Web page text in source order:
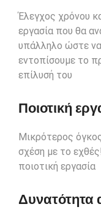
Έλεγχος χρόνου
εργασία που θα
υπάλληλο ώστε
εντοπίσουμε το
επίλυσή του
Ποιοτική
Μικρότερος
σχέση με το
ποιοτική εργασία
Δυνατότητα